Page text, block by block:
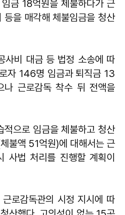
금 18억원을 체불하다가 근
등을 매각해 체불임금을 청산
사비 대금 등 법정 소송에 따
자 146명 임금과 퇴직금 13
나 근로감독 착수 뒤 전액을
적으로 임금을 체불하고 청산
불액 51억원)에 대해서는 근
사법 처리를 진행할 계획이
로감독관의 시정 지시에 따